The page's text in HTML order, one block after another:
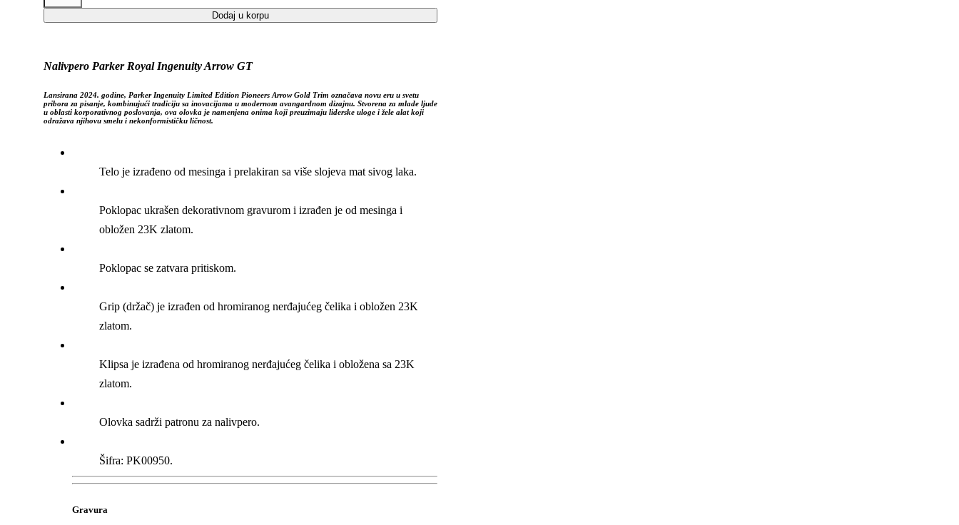
Dodaj u korpu
Nalivpero Parker Royal Ingenuity Arrow GT
Lansirana 2024. godine, Parker Ingenuity Limited Edition Pioneers Arrow Gold Trim označava novu eru u svetu
pribora za pisanje, kombinujući tradiciju sa inovacijama u modernom avangardnom dizajnu. Stvorena za mlade ljude
u oblasti korporativnog poslovanja, ova olovka je namenjena onima koji preuzimaju liderske uloge i žele alat koji
odražava njihovu smelu i nekonformističku ličnost.
Telo je izrađeno od mesinga i prelakiran sa više slojeva mat sivog laka.
Poklopac ukrašen dekorativnom gravurom i izrađen je od mesinga i
obložen 23K zlatom.
Poklopac se zatvara pritiskom.
Grip (držač) je izrađen od hromiranog nerđajućeg čelika i obložen 23K
zlatom.
Klipsa je izrađena od hromiranog nerđajućeg čelika i obložena sa 23K
zlatom.
Olovka sadrži patronu za nalivpero.
Šifra: PK00950.
Gravura